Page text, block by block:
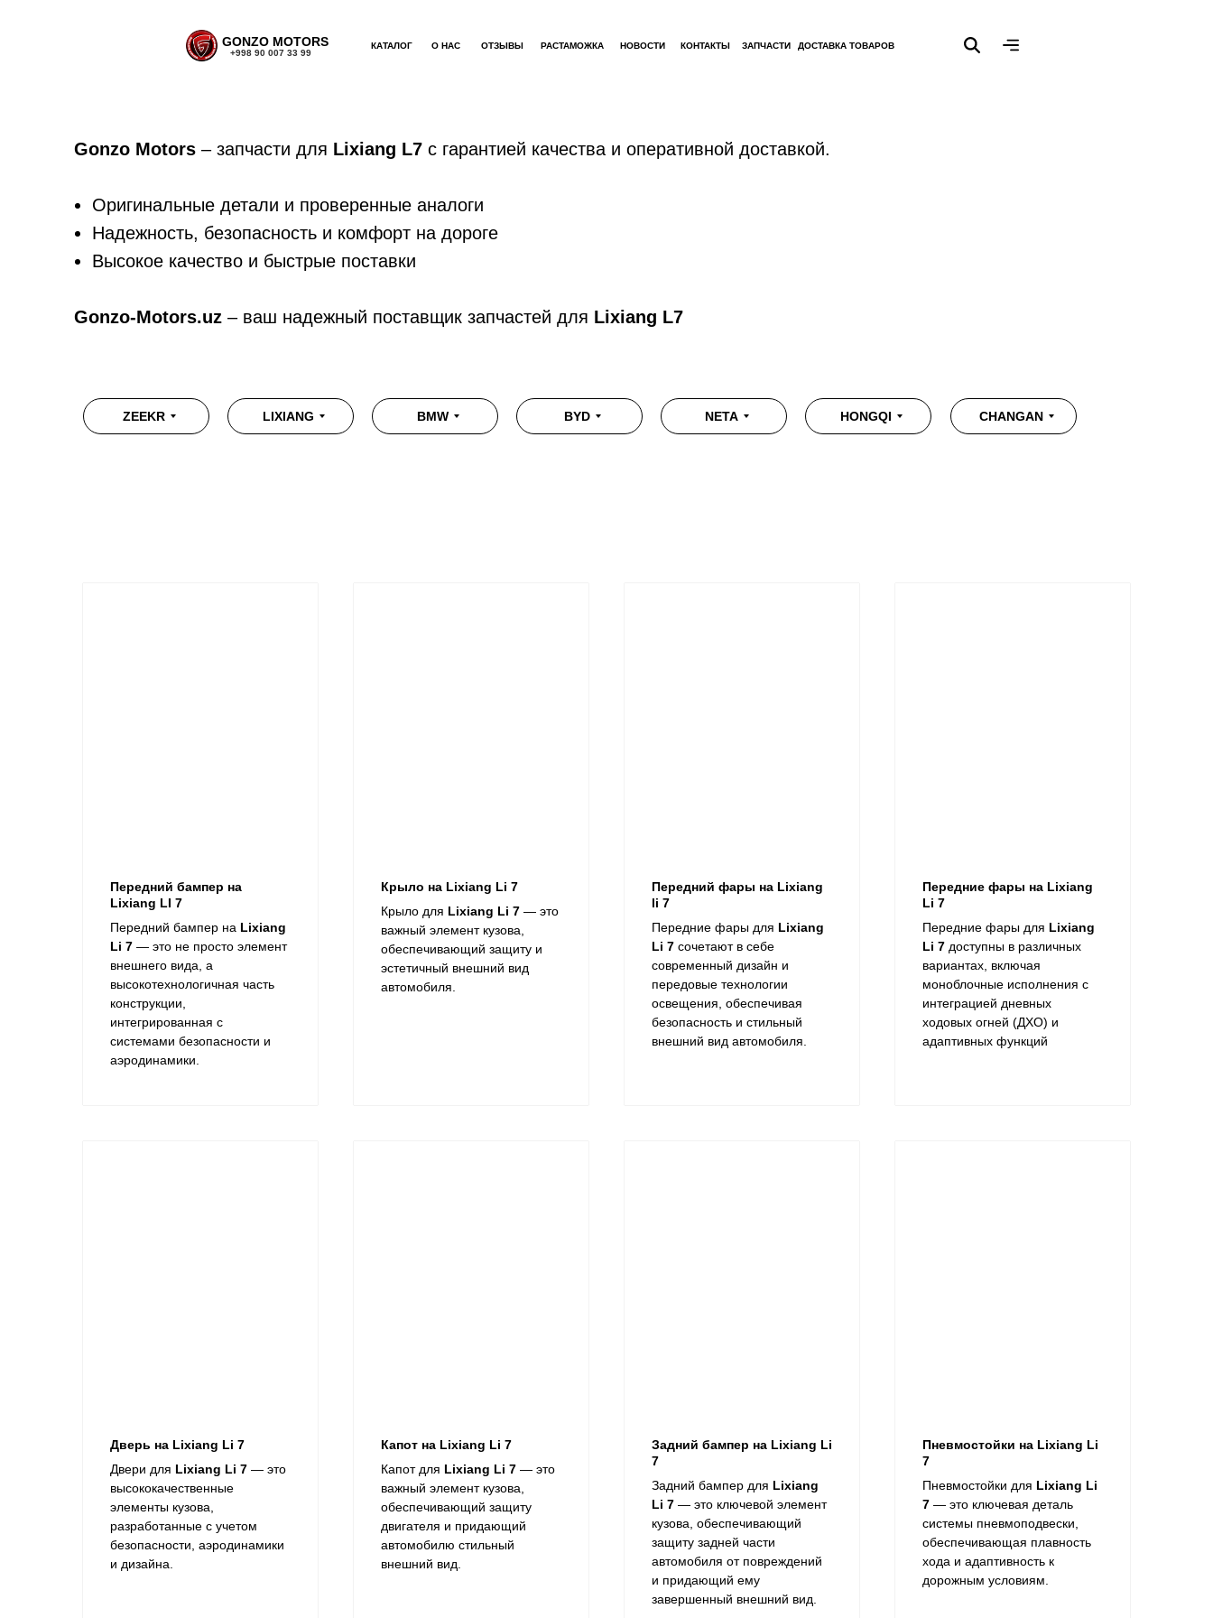
GONZO MOTORS КАТАЛОГ О НАС ОТЗЫВЫ РАСТАМОЖКА НОВОСТИ КОНТАКТЫ
+998 90 007 33 99
ЗАПЧАСТИ ДОСТАВКА ТОВАРОВ
Gonzo Motors – запчасти для Lixiang L7 с гарантией качества и оперативной доставкой.
Оригинальные детали и проверенные аналоги
Надежность, безопасность и комфорт на дороге
Высокое качество и быстрые поставки
Gonzo-Motors.uz – ваш надежный поставщик запчастей для Lixiang L7
ZEEKR LIXIANG BMW BYD NETA HONGQI CHANGAN
Передний бампер на
Lixiang LI 7
Передний бампер на Lixiang
Li 7 — это не просто элемент
внешнего вида, а
высокотехнологичная часть
конструкции,
интегрированная с
системами безопасности и
аэродинамики.
Крыло на Lixiang Li 7
Крыло для Lixiang Li 7 — это
важный элемент кузова,
обеспечивающий защиту и
эстетичный внешний вид
автомобиля.
Передний фары на Lixiang
li 7
Передние фары для Lixiang
Li 7 сочетают в себе
современный дизайн и
передовые технологии
освещения, обеспечивая
безопасность и стильный
внешний вид автомобиля.
Передние фары на Lixiang
Li 7
Передние фары для Lixiang
Li 7 доступны в различных
вариантах, включая
моноблочные исполнения с
интеграцией дневных
ходовых огней (ДХО) и
адаптивных функций
Дверь на Lixiang Li 7
Двери для Lixiang Li 7 — это
высококачественные
элементы кузова,
разработанные с учетом
безопасности, аэродинамики
и дизайна.
Капот на Lixiang Li 7
​Капот для Lixiang Li 7 — это
важный элемент кузова,
обеспечивающий защиту
двигателя и придающий
автомобилю стильный
внешний вид.
Задний бампер на Lixiang Li
7
Задний бампер для Lixiang
Li 7 — это ключевой элемент
кузова, обеспечивающий
защиту задней части
автомобиля от повреждений
и придающий ему
завершенный внешний вид.
Пневмостойки на Lixiang Li
7
Пневмостойки для Lixiang Li
7 — это ключевая деталь
системы пневмоподвески,
обеспечивающая плавность
хода и адаптивность к
дорожным условиям.